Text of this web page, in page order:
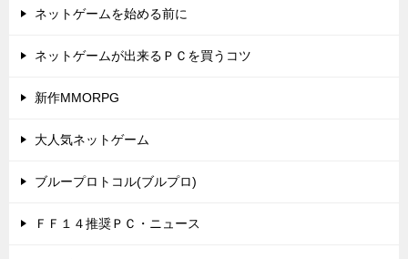
ネットゲームを始める前に
ネットゲームが出来るＰＣを買うコツ
新作MMORPG
大人気ネットゲーム
ブループロトコル(ブルプロ)
ＦＦ１４推奨ＰＣ・ニュース